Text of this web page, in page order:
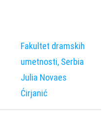
Fakultet dramskih
umetnosti, Serbia
Julia Novaes
Ćirjanić